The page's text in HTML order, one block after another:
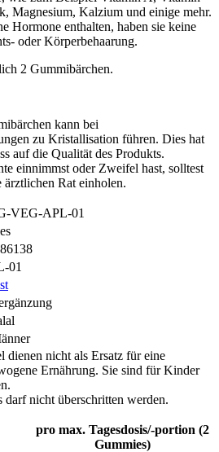
Magnesium, Kalzium und einige mehr.
Hormone enthalten, haben sie keine
oder Körperbehaarung.
2 Gummibärchen.
kann bei
zu Kristallisation führen. Dies hat
auf die Qualität des Produkts.
einnimmst oder Zweifel hast, solltest
Rat einholen.
VEG-APL-01
01
dienen nicht als Ersatz für eine
Ernährung. Sie sind für Kinder
darf nicht überschritten werden.
pro max. Tagesdosis/-portion (2
Gummies)